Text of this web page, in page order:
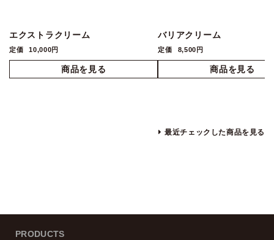
エクストラクリーム
定価 10,000円
バリアクリーム
定価 8,500円
最近チェックした商品を見る
PRODUCTS